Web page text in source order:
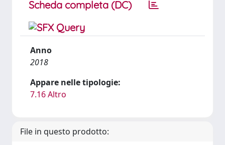
Scheda completa (DC)
Anno
2018
Appare nelle tipologie:
7.16 Altro
File in questo prodotto: